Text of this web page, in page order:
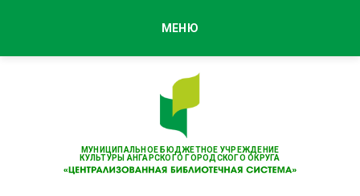
МУНИЦИПАЛЬНОЕ БЮДЖЕТНОЕ УЧРЕЖДЕНИЕ
КУЛЬТУРЫ АНГАРСКОГО ГОРОДСКОГО ОКРУГА
МЕНЮ